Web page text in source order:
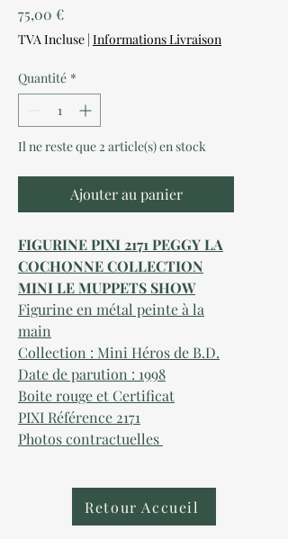
75,00 €Prix
TVA Incluse | Informations Livraison
Quantité *
Il ne reste que 2 article(s) en stock
Ajouter au panier
FIGURINE PIXI 2171 PEGGY LA
COCHONNE COLLECTION
MINI LE MUPPETS SHOW
Figurine en métal peinte à la
main
Collection : Mini Héros de B.D.
Date de parution : 1998
Boite rouge et Certificat
PIXI Référence 2171
Photos contractuelles
Retour Accueil